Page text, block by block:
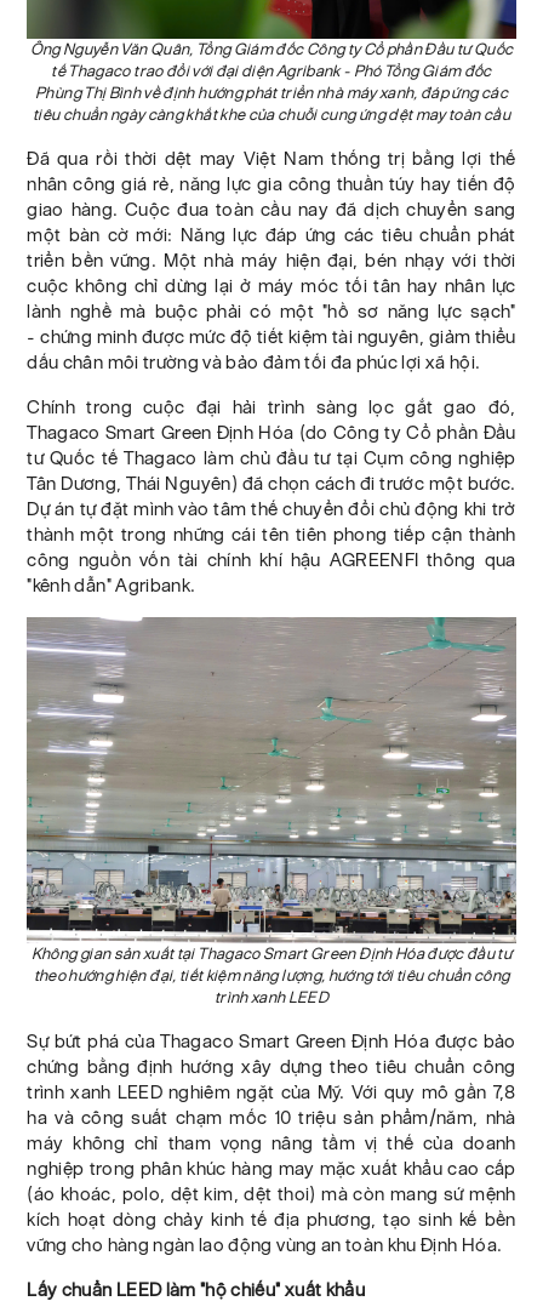
Ông Nguyễn Văn Quân, Tổng Giám đốc Công ty Cổ phần Đầu tư Quốc
tế Thagaco trao đổi với đại diện Agribank - Phó Tổng Giám đốc
Phùng Thị Bình về định hướng phát triển nhà máy xanh, đáp ứng các
tiêu chuẩn ngày càng khắt khe của chuỗi cung ứng dệt may toàn cầu
Đã qua rồi thời dệt may Việt Nam thống trị bằng lợi thế
nhân công giá rẻ, năng lực gia công thuần túy hay tiến độ
giao hàng. Cuộc đua toàn cầu nay đã dịch chuyển sang
một bàn cờ mới: Năng lực đáp ứng các tiêu chuẩn phát
triển bền vững. Một nhà máy hiện đại, bén nhạy với thời
cuộc không chỉ dừng lại ở máy móc tối tân hay nhân lực
lành nghề mà buộc phải có một "hồ sơ năng lực sạch"
- chứng minh được mức độ tiết kiệm tài nguyên, giảm thiểu
dấu chân môi trường và bảo đảm tối đa phúc lợi xã hội.
Chính trong cuộc đại hải trình sàng lọc gắt gao đó,
Thagaco Smart Green Định Hóa (do Công ty Cổ phần Đầu
tư Quốc tế Thagaco làm chủ đầu tư tại Cụm công nghiệp
Tân Dương, Thái Nguyên) đã chọn cách đi trước một bước.
Dự án tự đặt mình vào tâm thế chuyển đổi chủ động khi trở
thành một trong những cái tên tiên phong tiếp cận thành
công nguồn vốn tài chính khí hậu AGREENFI thông qua
"kênh dẫn" Agribank.
Không gian sản xuất tại Thagaco Smart Green Định Hóa được đầu tư
theo hướng hiện đại, tiết kiệm năng lượng, hướng tới tiêu chuẩn công
trình xanh LEED
Sự bứt phá của Thagaco Smart Green Định Hóa được bảo
chứng bằng định hướng xây dựng theo tiêu chuẩn công
trình xanh LEED nghiêm ngặt của Mỹ. Với quy mô gần 7,8
ha và công suất chạm mốc 10 triệu sản phẩm/năm, nhà
máy không chỉ tham vọng nâng tầm vị thế của doanh
nghiệp trong phân khúc hàng may mặc xuất khẩu cao cấp
(áo khoác, polo, dệt kim, dệt thoi) mà còn mang sứ mệnh
kích hoạt dòng chảy kinh tế địa phương, tạo sinh kế bền
vững cho hàng ngàn lao động vùng an toàn khu Định Hóa.
Lấy chuẩn LEED làm "hộ chiếu" xuất khẩu